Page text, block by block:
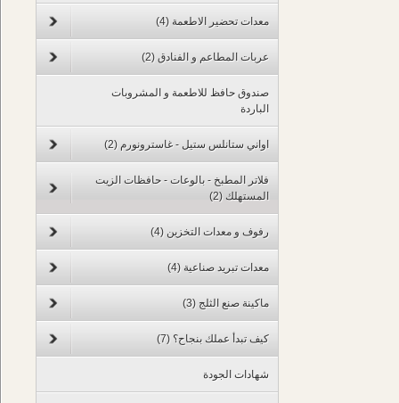
معدات تحضير الاطعمة (4)
عربات المطاعم و الفنادق (2)
صندوق حافظ للاطعمة و المشروبات
الباردة
اواني ستانلس ستيل - غاسترونورم (2)
فلاتر المطبخ - بالوعات - حافظات الزيت
المستهلك (2)
رفوف و معدات التخزين (4)
معدات تبريد صناعية (4)
ماكينة صنع الثلج (3)
كيف تبدأ عملك بنجاح؟ (7)
شهادات الجودة